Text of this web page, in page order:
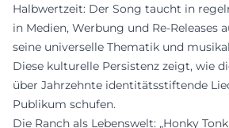
Halbwertzeit: Der Song taucht in
in Medien, Werbung und Re-Releases
seine universelle Thematik und
Diese kulturelle Persistenz zeigt, wie
über Jahrzehnte identitätsstiftende
Publikum schufen.
Die Ranch als Lebenswelt: „Honky